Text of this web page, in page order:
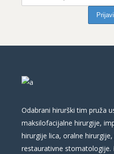
Odabrani hirurški tim pruža
maksilofacijalne hirurgije,
hirurgije lica, oralne
restaurativne stomatologije.